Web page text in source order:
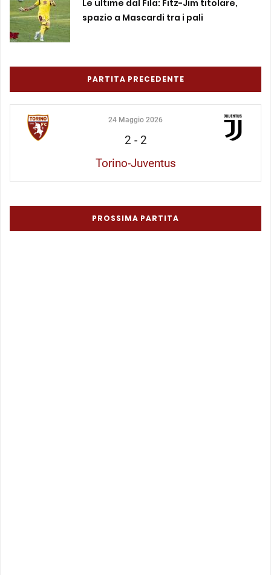
Le ultime dal Fila: Fitz-Jim titolare,
spazio a Mascardi tra i pali
PARTITA PRECEDENTE
24 Maggio 2026
2 - 2
Torino-Juventus
PROSSIMA PARTITA